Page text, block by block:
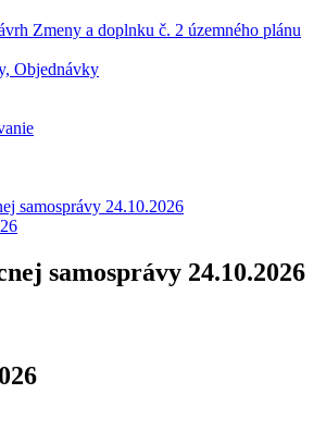
Zmeny a doplnku č. 2 územného plánu
Objednávky
samosprávy 24.10.2026
samosprávy 24.10.2026